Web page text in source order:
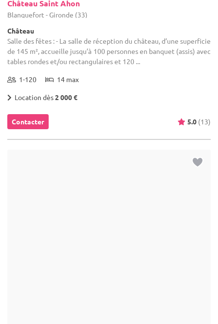
Château Saint Ahon
Blanquefort - Gironde (33)
Château
Salle des fêtes : - La salle de réception du château, d’une superficie
de 145 m², accueille jusqu’à 100 personnes en banquet (assis) avec
tables rondes et/ou rectangulaires et 120 ...
1-120 14 max
Location dès2 000 €
Contacter 5.0 (13)